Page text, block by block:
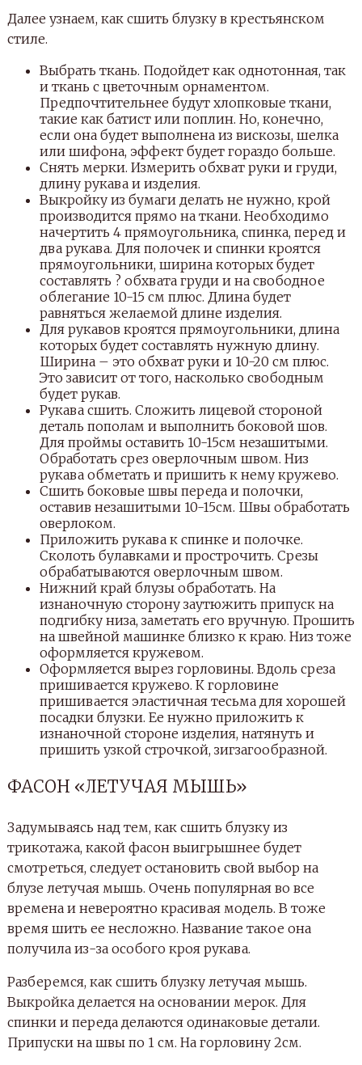
Далее узнаем, как сшить блузку в крестьянском
стиле.
Выбрать ткань. Подойдет как однотонная, так
и ткань с цветочным орнаментом.
Предпочтительнее будут хлопковые ткани,
такие как батист или поплин. Но, конечно,
если она будет выполнена из вискозы, шелка
или шифона, эффект будет гораздо больше.
Снять мерки. Измерить обхват руки и груди,
длину рукава и изделия.
Выкройку из бумаги делать не нужно, крой
производится прямо на ткани. Необходимо
начертить 4 прямоугольника, спинка, перед и
два рукава. Для полочек и спинки кроятся
прямоугольники, ширина которых будет
составлять ? обхвата груди и на свободное
облегание 10-15 см плюс. Длина будет
равняться желаемой длине изделия.
Для рукавов кроятся прямоугольники, длина
которых будет составлять нужную длину.
Ширина – это обхват руки и 10-20 см плюс.
Это зависит от того, насколько свободным
будет рукав.
Рукава сшить. Сложить лицевой стороной
деталь пополам и выполнить боковой шов.
Для проймы оставить 10-15см незашитыми.
Обработать срез оверлочным швом. Низ
рукава обметать и пришить к нему кружево.
Сшить боковые швы переда и полочки,
оставив незашитыми 10-15см. Швы обработать
оверлоком.
Приложить рукава к спинке и полочке.
Сколоть булавками и прострочить. Срезы
обрабатываются оверлочным швом.
Нижний край блузы обработать. На
изнаночную сторону заутюжить припуск на
подгибку низа, заметать его вручную. Прошить
на швейной машинке близко к краю. Низ тоже
оформляется кружевом.
Оформляется вырез горловины. Вдоль среза
пришивается кружево. К горловине
пришивается эластичная тесьма для хорошей
посадки блузки. Ее нужно приложить к
изнаночной стороне изделия, натянуть и
пришить узкой строчкой, зигзагообразной.
ФАСОН «ЛЕТУЧАЯ МЫШЬ»
Задумываясь над тем, как сшить блузку из
трикотажа, какой фасон выигрышнее будет
смотреться, следует остановить свой выбор на
блузе летучая мышь. Очень популярная во все
времена и невероятно красивая модель. В тоже
время шить ее несложно. Название такое она
получила из-за особого кроя рукава.
Разберемся, как сшить блузку летучая мышь.
Выкройка делается на основании мерок. Для
спинки и переда делаются одинаковые детали.
Припуски на швы по 1 см. На горловину 2см.